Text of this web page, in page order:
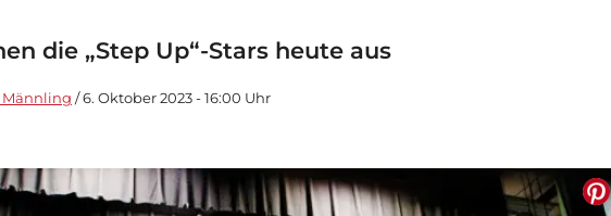
die „Step Up“-Stars heute aus
Männling / 6. Oktober 2023 - 16:00 Uhr